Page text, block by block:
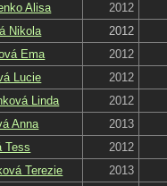
Alisa 2012
Nikola 2012
Ema 2012
Lucie 2012
Linda 2012
Anna 2013
Tess 2012
Terezie 2013